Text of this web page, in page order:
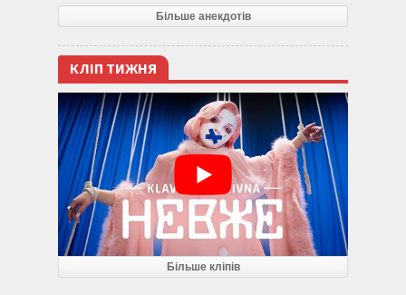
Більше анекдотів
КЛІП ТИЖНЯ
Більше кліпів